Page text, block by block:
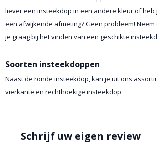
liever een insteekdop in een andere kleur of
een afwijkende afmeting? Geen probleem! Neem
je graag bij het vinden van een geschikte
Soorten insteekdoppen
Naast de ronde insteekdop, kan je uit ons
vierkante en rechthoekige insteekdop.
Schrijf uw eigen review